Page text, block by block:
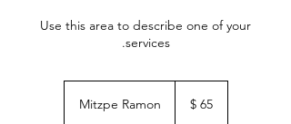
Use this area to describe one of your
services.
אמריקאי
‏65 ‏$
Mitzpe Ramon